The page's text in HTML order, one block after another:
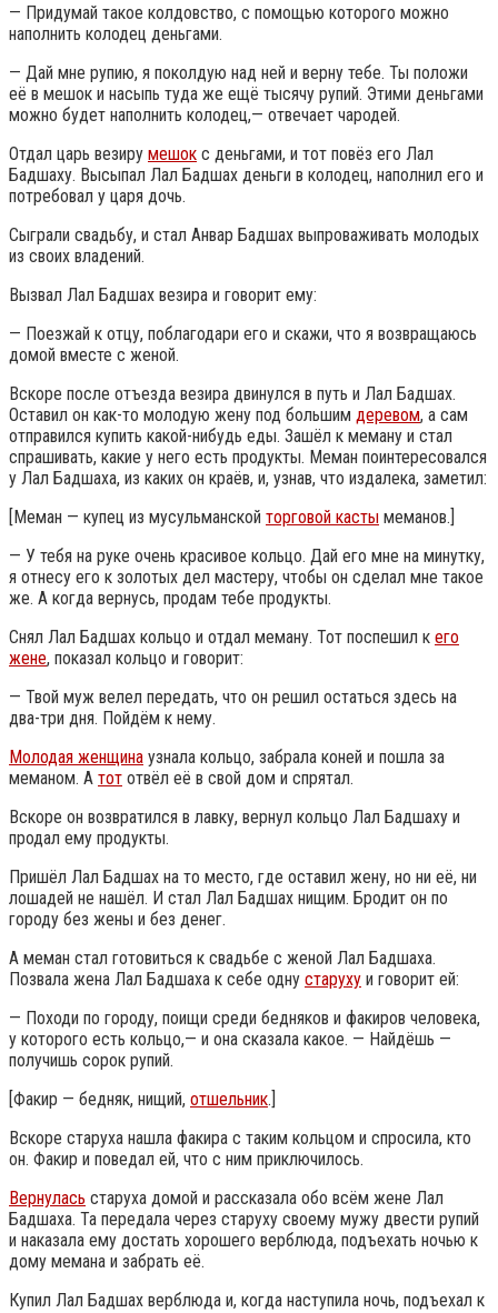
— Придумай такое колдовство, с помощью которого можно
наполнить колодец деньгами.
— Дай мне рупию, я поколдую над ней и верну тебе. Ты положи
её в мешок и насыпь туда же ещё тысячу рупий. Этими деньгами
можно будет наполнить колодец,— отвечает чародей.
Отдал царь везиру мешок с деньгами, и тот повёз его Лал
Бадшаху. Высыпал Лал Бадшах деньги в колодец, наполнил его и
потребовал у царя дочь.
Сыграли свадьбу, и стал Анвар Бадшах выпроваживать молодых
из своих владений.
Вызвал Лал Бадшах везира и говорит ему:
— Поезжай к отцу, поблагодари его и скажи, что я возвращаюсь
домой вместе с женой.
Вскоре после отъезда везира двинулся в путь и Лал Бадшах.
Оставил он как-то молодую жену под большим деревом, а сам
отправился купить какой-нибудь еды. Зашёл к меману и стал
спрашивать, какие у него есть продукты. Меман поинтересовался
у Лал Бадшаха, из каких он краёв, и, узнав, что издалека, заметил:
[Меман — купец из мусульманской торговой касты меманов.]
— У тебя на руке очень красивое кольцо. Дай его мне на минутку,
я отнесу его к золотых дел мастеру, чтобы он сделал мне такое
же. А когда вернусь, продам тебе продукты.
Снял Лал Бадшах кольцо и отдал меману. Тот поспешил к его
жене, показал кольцо и говорит:
— Твой муж велел передать, что он решил остаться здесь на
два-три дня. Пойдём к нему.
Молодая женщина узнала кольцо, забрала коней и пошла за
меманом. А тот отвёл её в свой дом и спрятал.
Вскоре он возвратился в лавку, вернул кольцо Лал Бадшаху и
продал ему продукты.
Пришёл Лал Бадшах на то место, где оставил жену, но ни её, ни
лошадей не нашёл. И стал Лал Бадшах нищим. Бродит он по
городу без жены и без денег.
А меман стал готовиться к свадьбе с женой Лал Бадшаха.
Позвала жена Лал Бадшаха к себе одну старуху и говорит ей:
— Походи по городу, поищи среди бедняков и факиров человека,
у которого есть кольцо,— и она сказала какое. — Найдёшь —
получишь сорок рупий.
[Факир — бедняк, нищий, отшельник.]
Вскоре старуха нашла факира с таким кольцом и спросила, кто
он. Факир и поведал ей, что с ним приключилось.
Вернулась старуха домой и рассказала обо всём жене Лал
Бадшаха. Та передала через старуху своему мужу двести рупий
и наказала ему достать хорошего верблюда, подъехать ночью к
дому мемана и забрать её.
Купил Лал Бадшах верблюда и, когда наступила ночь, подъехал к